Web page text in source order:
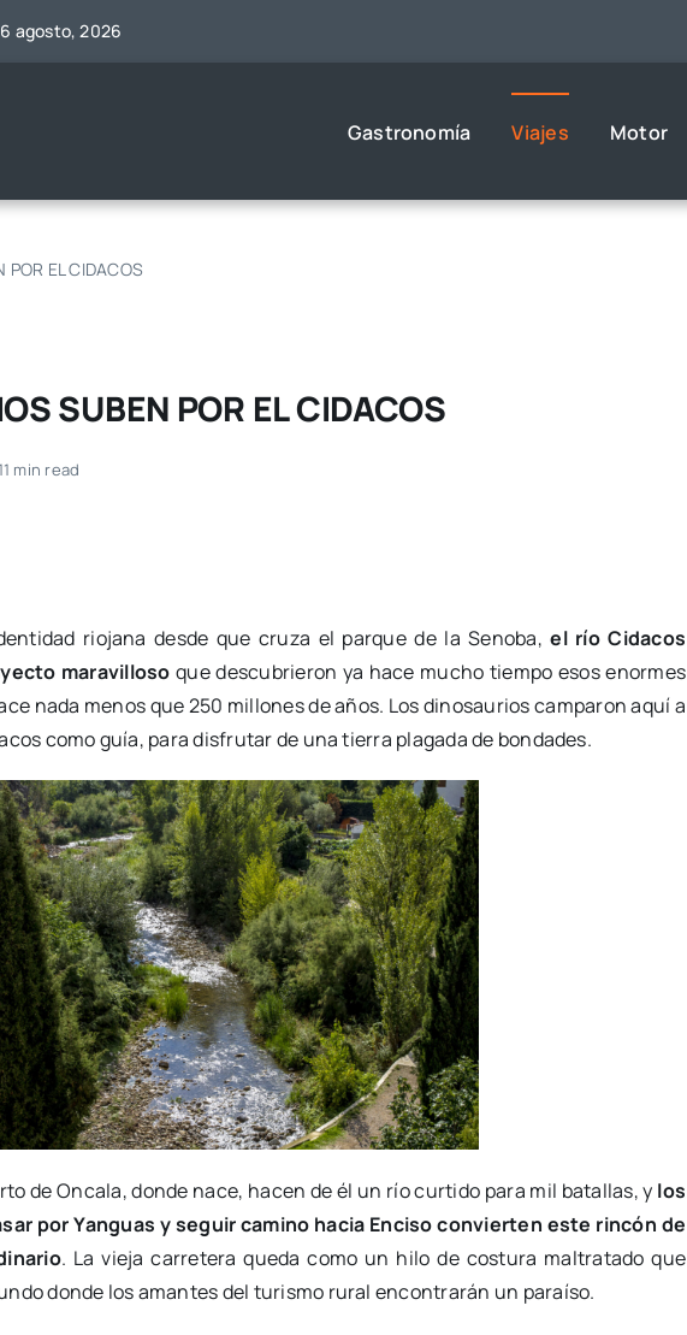
agosto, 2026
Gastronomía Viajes Motor
POR EL CIDACOS
SUBEN POR EL CIDACOS
min read
riojana desde que cruza el parque de la Senoba,el río Cidacos
maravilloso que descubrieron ya hace mucho tiempo esos enormes
nada menos que 250 millones de años. Los dinosaurios camparon aquí a
como guía, para disfrutar de una tierra plagada de bondades.
de Oncala, donde nace, hacen de él un río curtido para mil batallas, y los
por Yanguas y seguir camino hacia Enciso convierten este rincón de
. La vieja carretera queda como un hilo de costura maltratado que
donde los amantes del turismo rural encontrarán un paraíso.